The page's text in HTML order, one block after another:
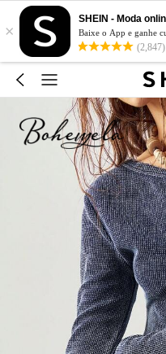
×
SHEIN - Moda
Baixe o App e ganhe
(2,847)